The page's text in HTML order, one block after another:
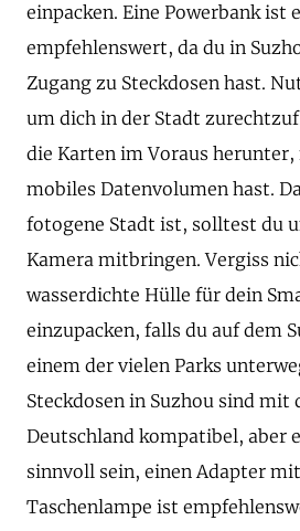
einpacken. Eine Powerbank ist
empfehlenswert, da du in
Zugang zu Steckdosen hast.
um dich in der Stadt
die Karten im Voraus herunter,
mobiles Datenvolumen hast.
fotogene Stadt ist, solltest du
Kamera mitbringen. Vergiss
wasserdichte Hülle für dein
einzupacken, falls du auf dem
einem der vielen Parks
Steckdosen in Suzhou sind mit
Deutschland kompatibel, aber
sinnvoll sein, einen Adapter
Taschenlampe ist